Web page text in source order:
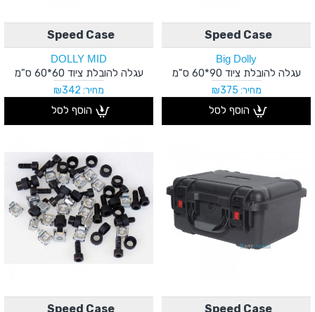
Speed Case
Big Dolly
עגלה להובלת ציוד 90*60 ס"מ
מחיר: ₪375
הוסף לסל
Speed Case
DOLLY MID
עגלה להובלת ציוד 60*60 ס"מ
מחיר: ₪342
הוסף לסל
Speed Case
Speed Case